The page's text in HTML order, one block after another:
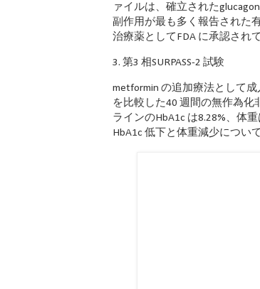
ァイルは、確立された
副作用が最も多く報告された
治療薬としてFDA に承認され
3. 第3 相SURPASS-2 試験
metformin の追加療法として
を比較した40 週間の無作為化
ラインのHbA1c は8.28%、体
HbA1c 低下と体重減少につい